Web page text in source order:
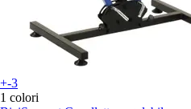
+-3
1 colori